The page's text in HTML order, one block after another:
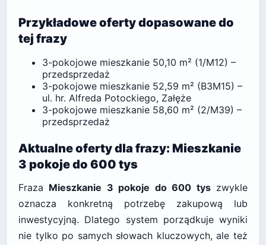
Przykładowe oferty dopasowane do
tej frazy
3-pokojowe mieszkanie 50,10 m² (1/M12) –
przedsprzedaż
3-pokojowe mieszkanie 52,59 m² (B3M15) –
ul. hr. Alfreda Potockiego, Załęże
3-pokojowe mieszkanie 58,60 m² (2/M39) –
przedsprzedaż
Aktualne oferty dla frazy: Mieszkanie
3 pokoje do 600 tys
Fraza Mieszkanie 3 pokoje do 600 tyszwykle
oznacza konkretną potrzebę zakupową lub
inwestycyjną. Dlatego system porządkuje wyniki
nie tylko po samych słowach kluczowych, ale też